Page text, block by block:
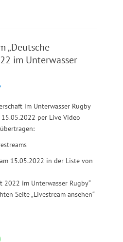
„Deutsche
im Unterwasser
im Unterwasser Rugby
per Live Video
15.05.2022 in der Liste von
2022 im Unterwasser Rugby“
Seite „Livestream ansehen“